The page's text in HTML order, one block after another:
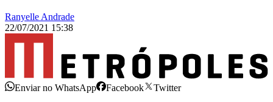
Ranyelle Andrade
22/07/2021 15:38
Enviar no WhatsApp Facebook
Twitter